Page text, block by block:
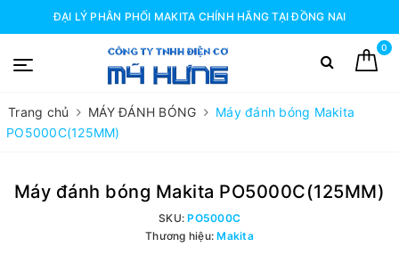
ĐẠI LÝ PHÂN PHỐI MAKITA CHÍNH HÃNG TẠI ĐỒNG NAI
0
Trang chủ MÁY ĐÁNH BÓNG
Máy đánh bóng Makita
PO5000C(125MM)
Máy đánh bóng Makita PO5000C(125MM)
SKU:PO5000C
Thương hiệu:Makita